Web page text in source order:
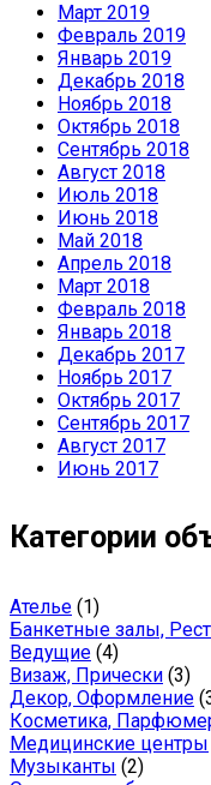
Март 2019
Февраль 2019
Январь 2019
Декабрь 2018
Ноябрь 2018
Октябрь 2018
Сентябрь 2018
Август 2018
Июль 2018
Июнь 2018
Май 2018
Апрель 2018
Март 2018
Февраль 2018
Январь 2018
Декабрь 2017
Ноябрь 2017
Октябрь 2017
Сентябрь 2017
Август 2017
Июнь 2017
Категории
Ателье (1)
Банкетные залы,
Ведущие (4)
Визаж, Прически (3)
Декор, Оформление
Косметика,
Медицинские центры
Музыканты (2)